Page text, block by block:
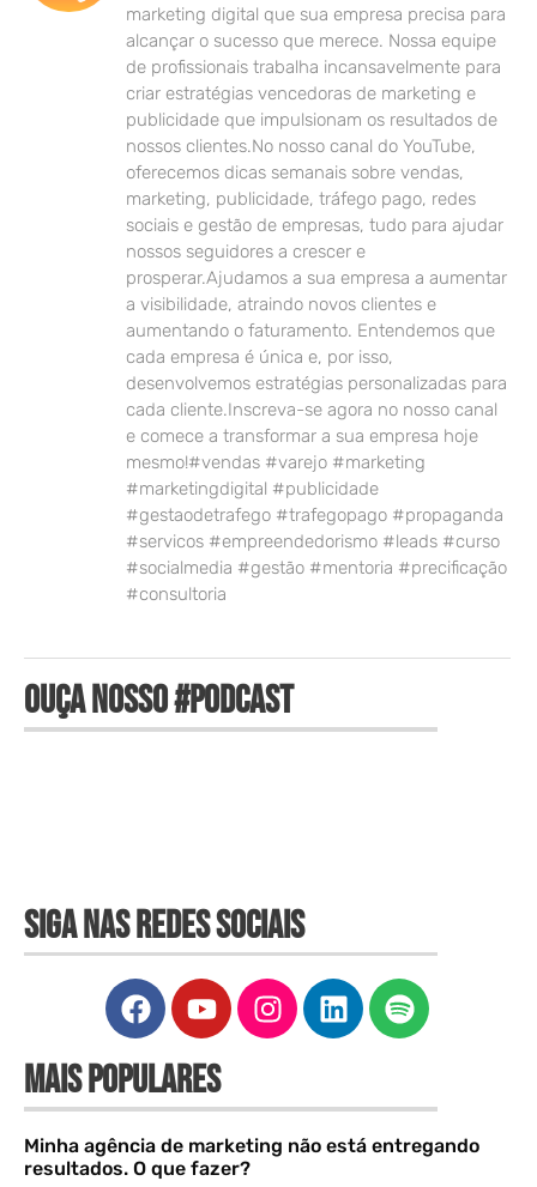
marketing digital que sua empresa precisa para
alcançar o sucesso que merece. Nossa equipe
de profissionais trabalha incansavelmente para
criar estratégias vencedoras de marketing e
publicidade que impulsionam os resultados de
nossos clientes.No nosso canal do YouTube,
oferecemos dicas semanais sobre vendas,
marketing, publicidade, tráfego pago, redes
sociais e gestão de empresas, tudo para ajudar
nossos seguidores a crescer e
prosperar.Ajudamos a sua empresa a aumentar
a visibilidade, atraindo novos clientes e
aumentando o faturamento. Entendemos que
cada empresa é única e, por isso,
desenvolvemos estratégias personalizadas para
cada cliente.Inscreva-se agora no nosso canal
e comece a transformar a sua empresa hoje
mesmo!#vendas #varejo #marketing
#marketingdigital #publicidade
#gestaodetrafego #trafegopago #propaganda
#servicos #empreendedorismo #leads #curso
#socialmedia #gestão #mentoria #precificação
#consultoria
OUÇA NOSSO #PODCAST
SIGA NAS REDES SOCIAIS
MAIS POPULARES
Minha agência de marketing não está entregando
resultados. O que fazer?